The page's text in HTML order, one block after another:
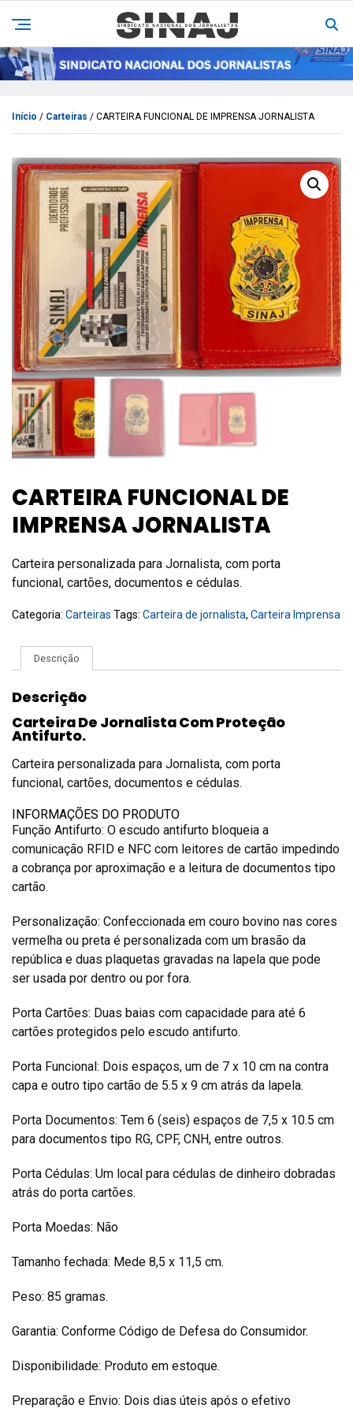
Início / Carteiras / CARTEIRA FUNCIONAL DE IMPRENSA JORNALISTA
CARTEIRA FUNCIONAL DE
IMPRENSA JORNALISTA
Carteira personalizada para Jornalista, com porta
funcional, cartões, documentos e cédulas.
Categoria: Carteiras Tags: Carteira de jornalista, Carteira Imprensa
Descrição
Descrição
Carteira De Jornalista Com Proteção
Antifurto.
Carteira personalizada para Jornalista, com porta
funcional, cartões, documentos e cédulas.
INFORMAÇÕES DO PRODUTO
Função Antifurto: O escudo antifurto bloqueia a
comunicação RFID e NFC com leitores de cartão impedindo
a cobrança por aproximação e a leitura de documentos tipo
cartão.
Personalização: Confeccionada em couro bovino nas cores
vermelha ou preta é personalizada com um brasão da
república e duas plaquetas gravadas na lapela que pode
ser usada por dentro ou por fora.
Porta Cartões: Duas baias com capacidade para até 6
cartões protegidos pelo escudo antifurto.
Porta Funcional: Dois espaços, um de 7 x 10 cm na contra
capa e outro tipo cartão de 5.5 x 9 cm atrás da lapela.
Porta Documentos: Tem 6 (seis) espaços de 7,5 x 10.5 cm
para documentos tipo RG, CPF, CNH, entre outros.
Porta Cédulas: Um local para cédulas de dinheiro dobradas
atrás do porta cartões.
Porta Moedas: Não
Tamanho fechada: Mede 8,5 x 11,5 cm.
Peso: 85 gramas.
Garantia: Conforme Código de Defesa do Consumidor.
Disponibilidade: Produto em estoque.
Preparação e Envio: Dois dias úteis após o efetivo